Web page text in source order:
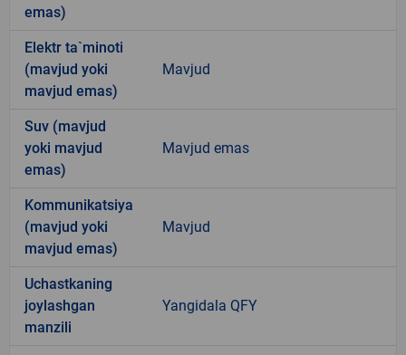
emas)
Elektr ta`minoti
(mavjud yoki
mavjud emas)
Mavjud
Suv (mavjud
yoki mavjud
emas)
Mavjud emas
Kommunikatsiya
(mavjud yoki
mavjud emas)
Mavjud
Uchastkaning
joylashgan
manzili
Yangidala QFY